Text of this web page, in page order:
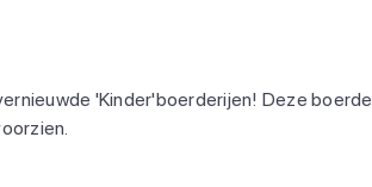
'Kinder'boerderijen! Deze